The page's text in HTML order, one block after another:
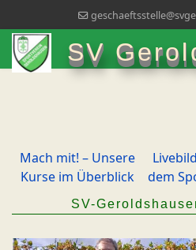
SV
Mach mit! – Unsere
Kurse im Überblick
dem
SV-